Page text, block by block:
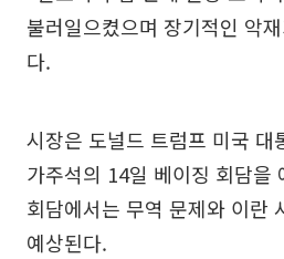
불러일으켰으며 장기적인 악
다.
시장은 도널드 트럼프 미국 대
가주석의 14일 베이징 회담을
회담에서는 무역 문제와 이란
예상된다.